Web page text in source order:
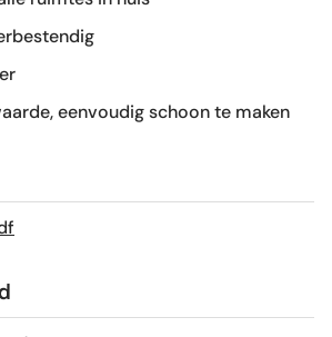
Nee
eenvoudig schoon te maken